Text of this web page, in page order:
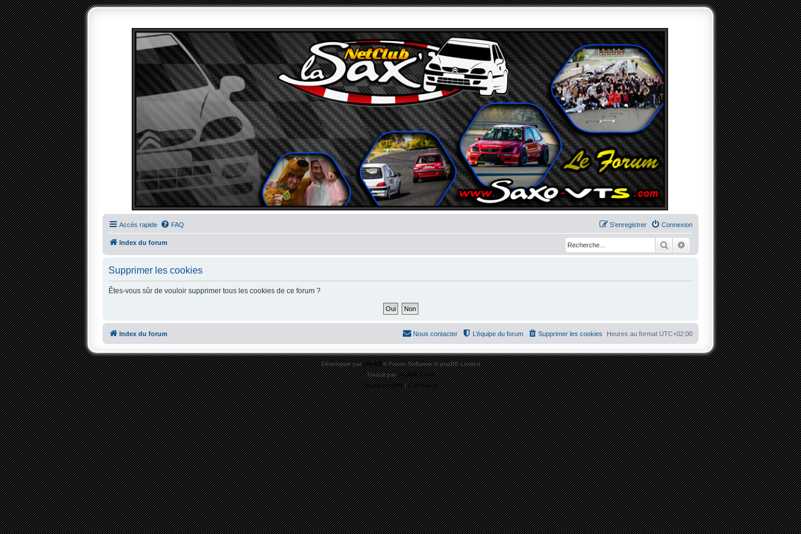
Accès rapide FAQ Connexion
S’enregistrer
Index du forum RechercherRecherche avancée
Supprimer les cookies
Êtes-vous sûr de vouloir supprimer tous les cookies de ce forum ?
Index du forum Heures au format UTC+02:00
Supprimer les cookies
L’équipe du forum
Nous contacter
Développé parphpBB® Forum Software © phpBB Limited
Traduit parphpBB-fr.com
Confidentialité|Conditions